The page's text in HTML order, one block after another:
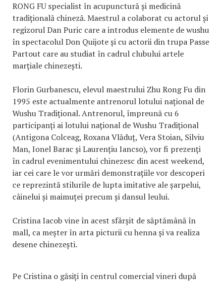
RONG FU specialist în acupunctură și medicină
tradițională chineză. Maestrul a colaborat cu actorul și
regizorul Dan Puric care a introdus elemente de wushu
în spectacolul Don Quijote și cu actorii din trupa Passe
Partout care au studiat în cadrul clubului artele
marțiale chinezești.
Florin Gurbanescu, elevul maestrului Zhu Rong Fu din
1995 este actualmente antrenorul lotului național de
Wushu Tradițional. Antrenorul, împreună cu 6
participanți ai lotului național de Wushu Tradițional
(Antigona Colceag, Roxana Vlăduț, Vera Stoian, Silviu
Man, Ionel Barac și Laurențiu Iancso), vor fi prezenți
în cadrul evenimentului chinezesc din acest weekend,
iar cei care le vor urmări demonstrațiile vor descoperi
ce reprezintă stilurile de lupta imitative ale șarpelui,
câinelui și maimuței precum și dansul leului.
Cristina Iacob vine în acest sfârșit de săptămână în
mall, ca meșter în arta picturii cu henna și va realiza
desene chinezești.
Pe Cristina o găsiți în centrul comercial vineri după